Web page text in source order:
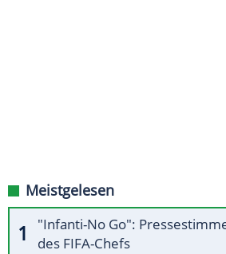
Meistgelesen
"Infanti-No Go":
des FIFA-Chefs